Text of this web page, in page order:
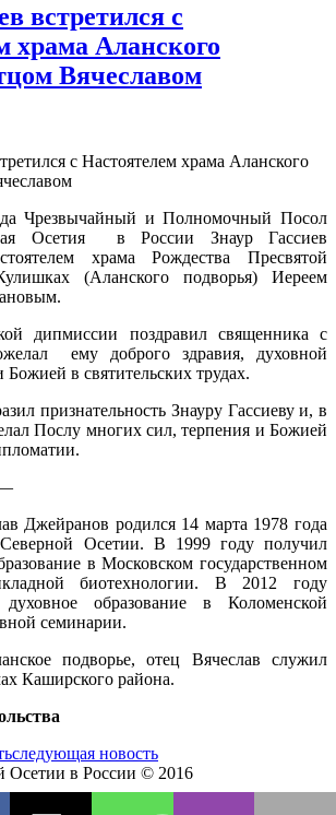
встретился с
храма Аланского
Вячеславом
Чрезвычайный и Полномочный Посол
Осетия в России Знаур Гассиев
храма Рождества Пресвятой
(Аланского подворья) Иереем
дипмиссии поздравил священника с
ему доброго здравия, духовной
в святительских трудах.
признательность Знауру Гассиеву и, в
Послу многих сил, терпения и Божией
Джейранов родился 14 марта 1978 года
Осетии. В 1999 году получил
в Московском государственном
биотехнологии. В 2012 году
образование в Коломенской
семинарии.
подворье, отец Вячеслав служил
Каширского района.
следующая новость
в России © 2016